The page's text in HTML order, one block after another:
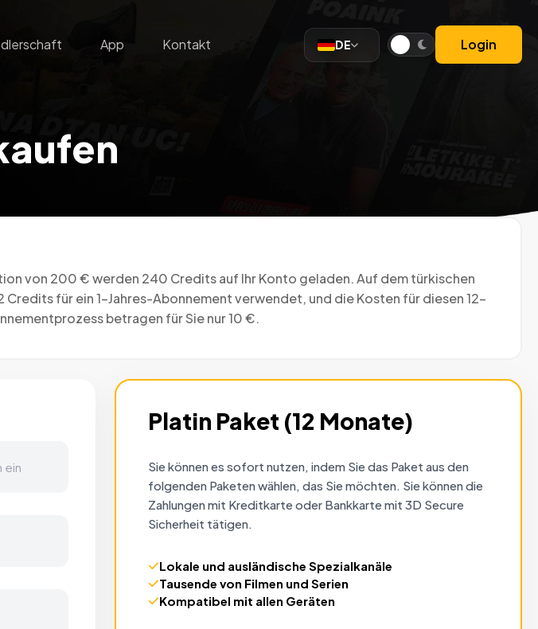
App Kontakt DE Login
von 200 € werden 240 Credits auf Ihr Konto geladen. Auf dem türkischen
Credits für ein 1-Jahres-Abonnement verwendet, und die Kosten für diesen 12-
betragen für Sie nur 10 €.
Platin Paket (12 Monate)
Sie können es sofort nutzen, indem Sie das Paket aus den
folgenden Paketen wählen, das Sie möchten. Sie können die
Zahlungen mit Kreditkarte oder Bankkarte mit 3D Secure
Sicherheit tätigen.
Lokale und ausländische Spezialkanäle
Tausende von Filmen und Serien
Kompatibel mit allen Geräten